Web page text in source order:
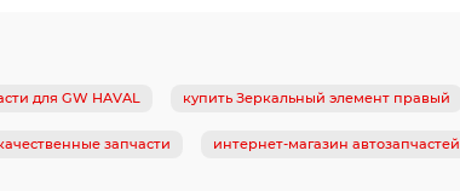
для GW HAVAL купить Зеркальный элемент правый
запчасти интернет-магазин автозапчастей